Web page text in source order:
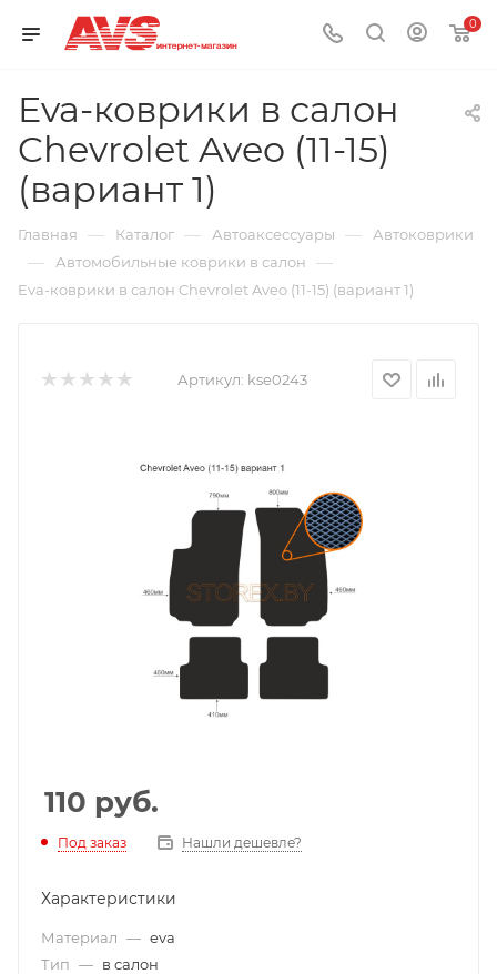
0
Eva-коврики в салон
Chevrolet Aveo (11-15)
(вариант 1)
Главная — Каталог — Автоаксессуары — Автоковрики
— Автомобильные коврики в салон —
Eva-коврики в салон Chevrolet Aveo (11-15) (вариант 1)
Артикул: kse0243
110 руб.
Под заказ Нашли дешевле?
Характеристики
Материал — eva
Тип — в салон